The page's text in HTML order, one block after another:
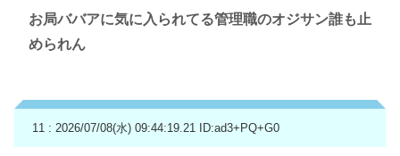
お局ババアに気に入られてる管理職のオジサン誰も止
められん
11 : 2026/07/08(水) 09:44:19.21 ID:ad3+PQ+G0